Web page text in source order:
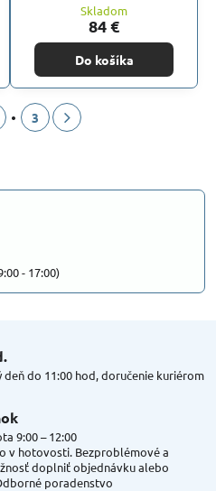
Skladom
84 €
Do košíka
3
- 17:00)
do 11:00 hod, doručenie kuriérom
9:00 – 12:00
v hotovosti. Bezproblémové a
doplniť objednávku alebo
poradenstvo